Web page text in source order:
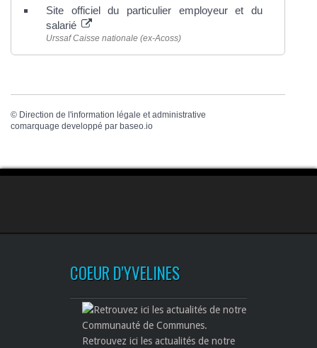
Site officiel du particulier employeur et du
salarié
Urssaf Caisse nationale (ex-Acoss)
© Direction de l'information légale et administrative
comarquage developpé par baseo.io
COEUR D'YVELINES
Retrouvez ici les actualités de notre